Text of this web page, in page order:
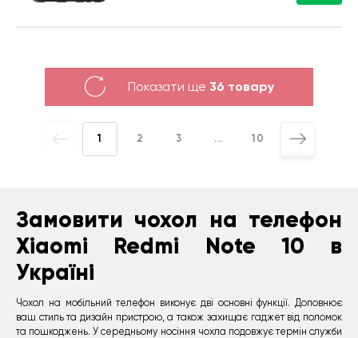
Замовити чохол на телефон
Xiaomi Redmi Note 10 в
Україні
Чохол на мобільний телефон виконує дві основні функції. Доповнює
ваш стиль та дизайн пристрою, а також захищає гаджет від поломок
та пошкоджень. У середньому носіння чохла подовжує термін служби
Показати ще 36 товару
1 2 3 ... 10